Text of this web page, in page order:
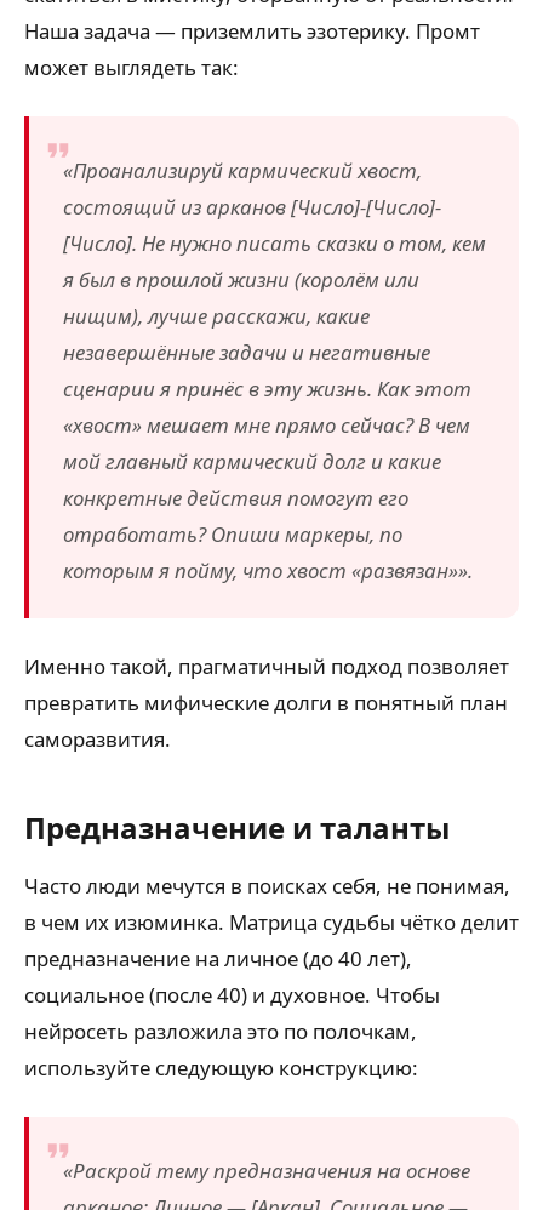
Наша задача — приземлить эзотерику. Промт
может выглядеть так:
«Проанализируй кармический хвост,
состоящий из арканов [Число]-[Число]-
[Число]. Не нужно писать сказки о том, кем
я был в прошлой жизни (королём или
нищим), лучше расскажи, какие
незавершённые задачи и негативные
сценарии я принёс в эту жизнь. Как этот
«хвост» мешает мне прямо сейчас? В чем
мой главный кармический долг и какие
конкретные действия помогут его
отработать? Опиши маркеры, по
которым я пойму, что хвост «развязан»».
Именно такой, прагматичный подход позволяет
превратить мифические долги в понятный план
саморазвития.
Предназначение и таланты
Часто люди мечутся в поисках себя, не понимая,
в чем их изюминка. Матрица судьбы чётко делит
предназначение на личное (до 40 лет),
социальное (после 40) и духовное. Чтобы
нейросеть разложила это по полочкам,
используйте следующую конструкцию:
«Раскрой тему предназначения на основе